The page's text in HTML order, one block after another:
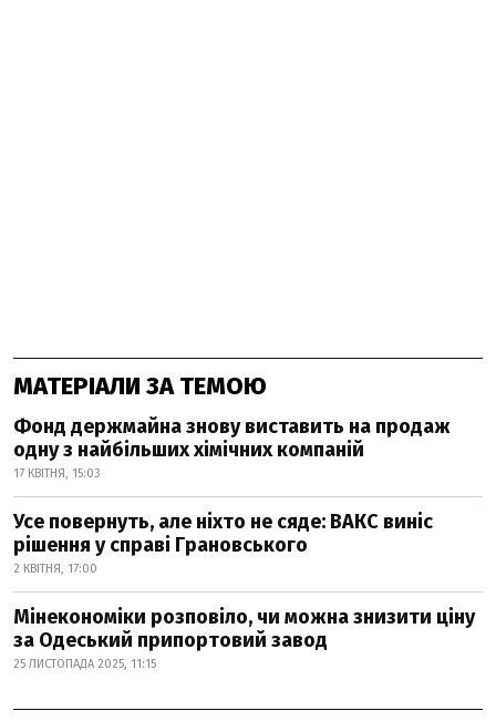
МАТЕРІАЛИ ЗА ТЕМОЮ
Фонд держмайна знову виставить на продаж
одну з найбільших хімічних компаній
17 КВІТНЯ, 15:03
Усе повернуть, але ніхто не сяде: ВАКС виніс
рішення у справі Грановського
2 КВІТНЯ, 17:00
Мінекономіки розповіло, чи можна знизити ціну
за Одеський припортовий завод
25 ЛИСТОПАДА 2025, 11:15